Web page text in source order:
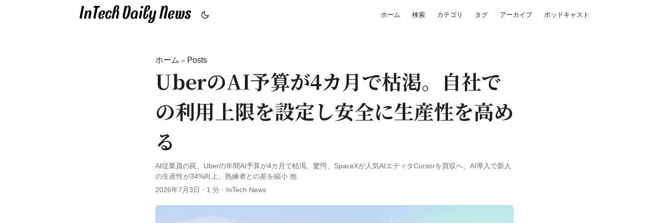
ホーム 検索 カテゴリ タグ アーカイブ ポッドキャスト
ホーム » Posts
UberのAI予算が4カ月で枯渇。自社で
の利用上限を設定し安全に生産性を高め
る
AI従業員の罠、Uberの年間AI予算が4カ月で枯渇、驚愕、SpaceXが人気AIエディタCursorを買収へ、AI導入で新人
の生産性が34%向上、熟練者との差を縮小 他
2026年7月3日 · 1 分 · InTech News